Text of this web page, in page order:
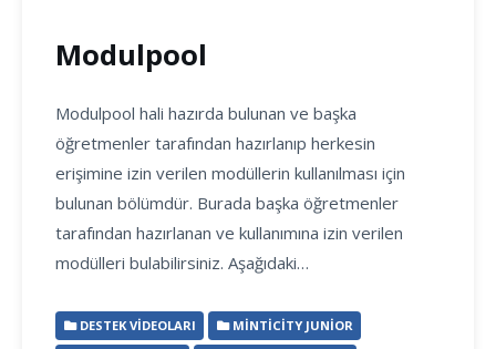
Modulpool
Modulpool hali hazırda bulunan ve başka
öğretmenler tarafından hazırlanıp herkesin
erişimine izin verilen modüllerin kullanılması için
bulunan bölümdür. Burada başka öğretmenler
tarafından hazırlanan ve kullanımına izin verilen
modülleri bulabilirsiniz. Aşağıdaki…
DESTEK VIDEOLARI
MINTICITY JUNIOR